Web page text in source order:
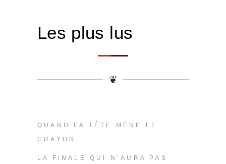
Les plus lus
❦
QUAND LA TÊTE MÈNE LE
CRAYON
LA FINALE QUI N’AURA PAS